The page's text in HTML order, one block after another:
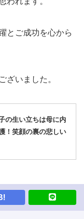
とご成功を心から
ざいました。
の生い立ちは母に内
！笑顔の裏の悲しい